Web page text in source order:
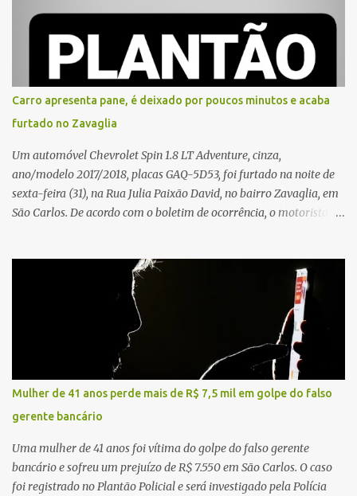
a violência da colisão, o motociclista foi arremessado ao solo.
Testemunhas relataram que o capacete teria se desprendido
durante o acidente. O jovem sofreu ferimentos gravíssimos e
morreu ainda no local. Equipes de resgate e de atendimento da
concessionária responsável pela rodovia foram acionadas e
realizaram a sinalização da via, além de prestarem socorro à
vítima. No entanto, o óbito foi constatado ainda no local do
acidente. A Polícia Militar Rodoviária compareceu para o registro
da ocorrência...
Carro apresenta pane, é deixado por poucos minutos e acaba
furtado no Zavaglia
Um automóvel Chevrolet Spin 1.8 LT Adventure, cinza,
ano/modelo 2017/2018, placas GAQ-5D53, foi furtado na noite de
sexta-feira (31), na Rua Julia Paixão David, no bairro Zavaglia, em
São Carlos. De acordo com o boletim de ocorrência, o motorista
partida. Ainda segundo o registro policial, o condutor estacionou o
carro, certificou-se de que todas as portas estavam trancadas,
permaneceu com a chave de ignição e se ausentou do local por
cerca de dez minutos para buscar ajuda. Ao retornar, constatou
que o automóvel havia desaparecido. A vítima realizou buscas
pelas imediações, mas não conseguiu localizar o veículo.
Conforme o boletim, um menino de aproximadamente 10 anos
relatou ter visto a Spin passando pelo local fazendo um forte ruído,
característica compatível com o problema mecânico que o veículo
já apresentava antes do furto. O carro possui seguro e, segundo a
v...
Mulher de 41 anos perde mais de R$ 7,5 mil em golpe do falso
gerente bancário
Uma mulher de 41 anos foi vítima do golpe do falso gerente
bancário e sofreu um prejuízo de R$ 7.550 em São Carlos. O caso
foi registrado no Plantão Policial e será investigado pela Polícia